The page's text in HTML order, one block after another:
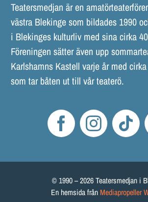
Teatersmedjan är en
västra Blekinge som bildades 1990
i Blekinges kulturliv med sina cirka
Föreningen sätter även upp
Karlshamns Kastell varje år med
som tar båten ut till vår teaterö.
© 1990 – 2026 Teatersmedjan i
En hemsida från Mediapropeller